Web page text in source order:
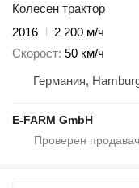
Колесен трактор
2016
2 200 м/ч
Скорост 50 км/ч
Германия,
E-FARM GmbH